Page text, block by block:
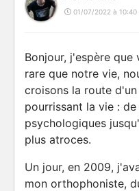
01/07/2022 à 10:40
Bonjour, j'espère
rare que notre vie,
croisons la route
pourrissant la vie :
psychologiques
plus atroces.
Un jour, en 2009,
mon orthophoniste,